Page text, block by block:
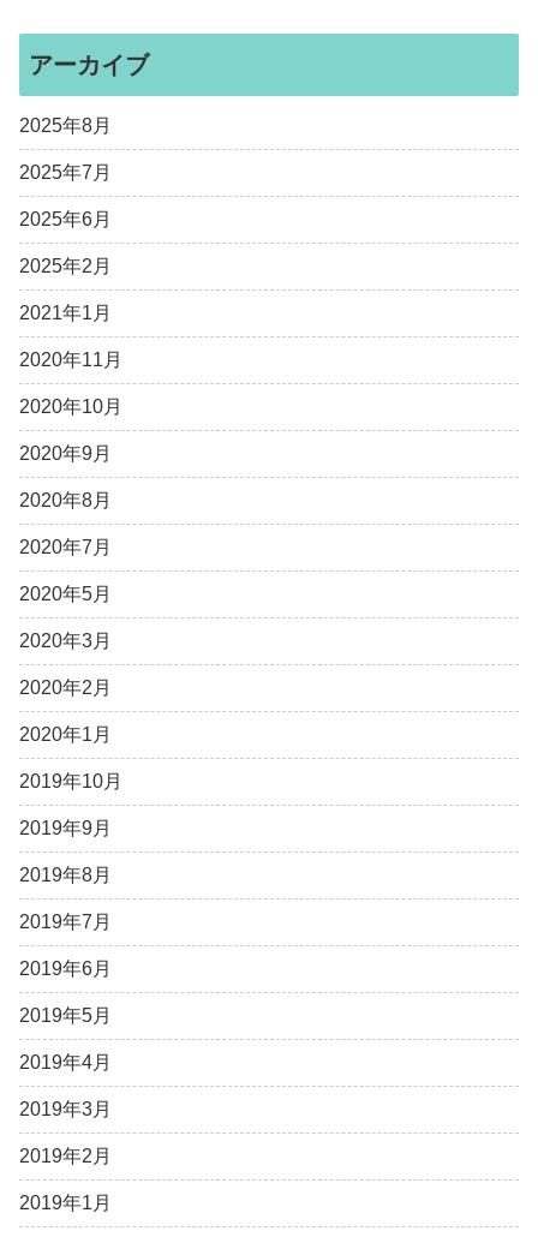
アーカイブ
2025年8月
2025年7月
2025年6月
2025年2月
2021年1月
2020年11月
2020年10月
2020年9月
2020年8月
2020年7月
2020年5月
2020年3月
2020年2月
2020年1月
2019年10月
2019年9月
2019年8月
2019年7月
2019年6月
2019年5月
2019年4月
2019年3月
2019年2月
2019年1月